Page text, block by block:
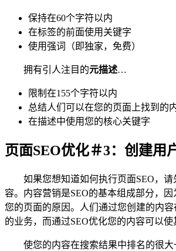
保持在60个字符以内
在标签的前面使用关键字
使用强词（即独家，免费）
拥有引人注目的元描述…
限制在155个字符以内
总结人们可以在您的页面上找到的
在描述中使用您的核心关键字
页面SEO优化＃3：创建用
如果您想知道如何执行页面SEO，
容。内容营销是SEO的基本组成部分，
您的页面的原因。人们通过您创建的内
的业务，而通过SEO优化您的内容可以使
使您的内容在搜索结果中排名的很